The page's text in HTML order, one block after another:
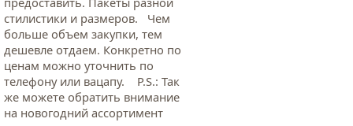
стилистики и размеров. Чем
больше объем закупки, тем
дешевле отдаем. Конкретно по
ценам можно уточнить по
телефону или вацапу. Р.S.: Так
же можете обратить внимание
на новогодний ассортимент